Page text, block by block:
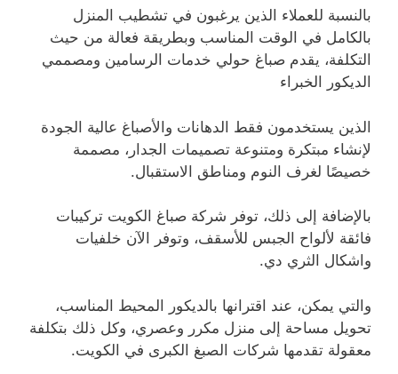
بالنسبة للعملاء الذين يرغبون في تشطيب المنزل
بالكامل في الوقت المناسب وبطريقة فعالة من حيث
التكلفة، يقدم صباغ حولي خدمات الرسامين ومصممي
الديكور الخبراء
الذين يستخدمون فقط الدهانات والأصباغ عالية الجودة
لإنشاء مبتكرة ومتنوعة تصميمات الجدار، مصممة
خصيصًا لغرف النوم ومناطق الاستقبال.
بالإضافة إلى ذلك، توفر شركة صباغ الكويت تركيبات
فائقة لألواح الجبس للأسقف، وتوفر الآن خلفيات
واشكال الثري دي.
والتي يمكن، عند اقترانها بالديكور المحيط المناسب،
تحويل مساحة إلى منزل مكرر وعصري، وكل ذلك بتكلفة
معقولة تقدمها شركات الصبغ الكبرى في الكويت.